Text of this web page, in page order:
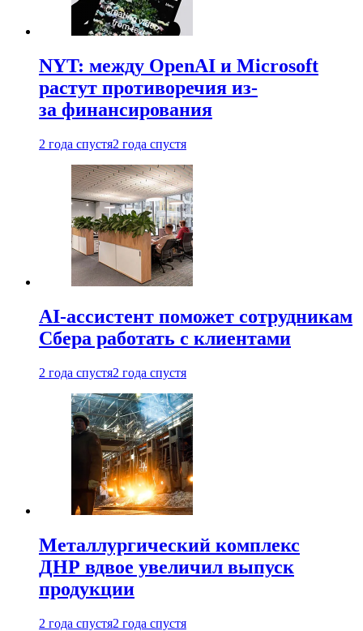
NYT: между OpenAI и Microsoft
растут противоречия из-
за финансирования
2 года спустя2 года спустя
AI-ассистент поможет сотрудникам
Сбера работать с клиентами
2 года спустя2 года спустя
Металлургический комплекс
ДНР вдвое увеличил выпуск
продукции
2 года спустя2 года спустя